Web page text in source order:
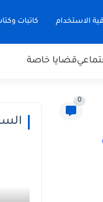
الاستخدام كاتبات
قضايا خاصة
0